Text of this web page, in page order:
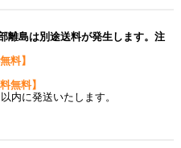
離島は別途送料が発生します。注
料】
無料】
内に発送いたします。